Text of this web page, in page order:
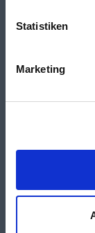
Statistiken
Marketing